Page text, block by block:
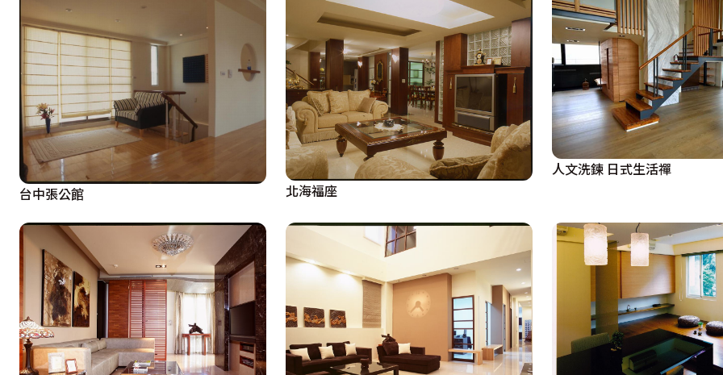
台中張公館 北海福座
人文洗鍊 日式生活禪